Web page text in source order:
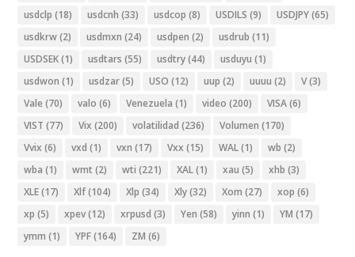
usdclp (18) usdcnh (33) usdcop (8) USDILS (9) USDJPY(65)
usdkrw(2) usdmxn (24) usdpen (2) usdrub (11)
USDSEK(1) usdtars (55) usdtry(44) usduyu (1)
usdwon (1) usdzar(5) USO (12) uup (2) uuuu (2) V(3)
Vale (70) valo (6) Venezuela (1) video (200) VISA(6)
VIST (77) Vix (200) volatilidad (236) Volumen (170)
Vvix (6) vxd (1) vxn (17) Vxx (15) WAL(1) wb (2)
wba (1) wmt (2) wti (221) XAL(1) xau (5) xhb (3)
XLE(17) Xlf(104) Xlp (34) Xly(32) Xom (27) xop (6)
xp (5) xpev(12) xrpusd (3) Yen (58) yinn (1) YM (17)
ymm (1) YPF(164) ZM (6)